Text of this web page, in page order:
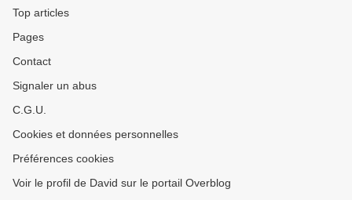
Top articles
Pages
Contact
Signaler un abus
C.G.U.
Cookies et données personnelles
Préférences cookies
Voir le profil de David sur le portail Overblog